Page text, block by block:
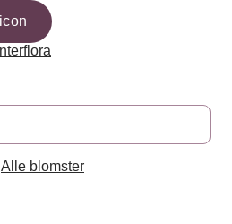
Alle blomster